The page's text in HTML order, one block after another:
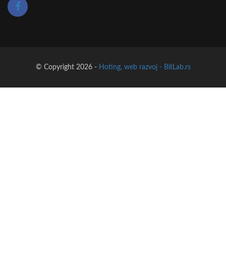
© Copyright 2026 - Hoting, web razvoj - BitLab.rs